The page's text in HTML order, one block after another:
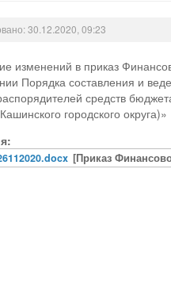
30.12.2020, 09:23
изменений в приказ
Порядка составления и
средств
городского округа)»
[Приказ